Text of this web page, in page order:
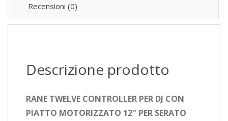
Recensioni (0)
Descrizione prodotto
RANE TWELVE CONTROLLER PER DJ CON
PIATTO MOTORIZZATO 12″ PER SERATO